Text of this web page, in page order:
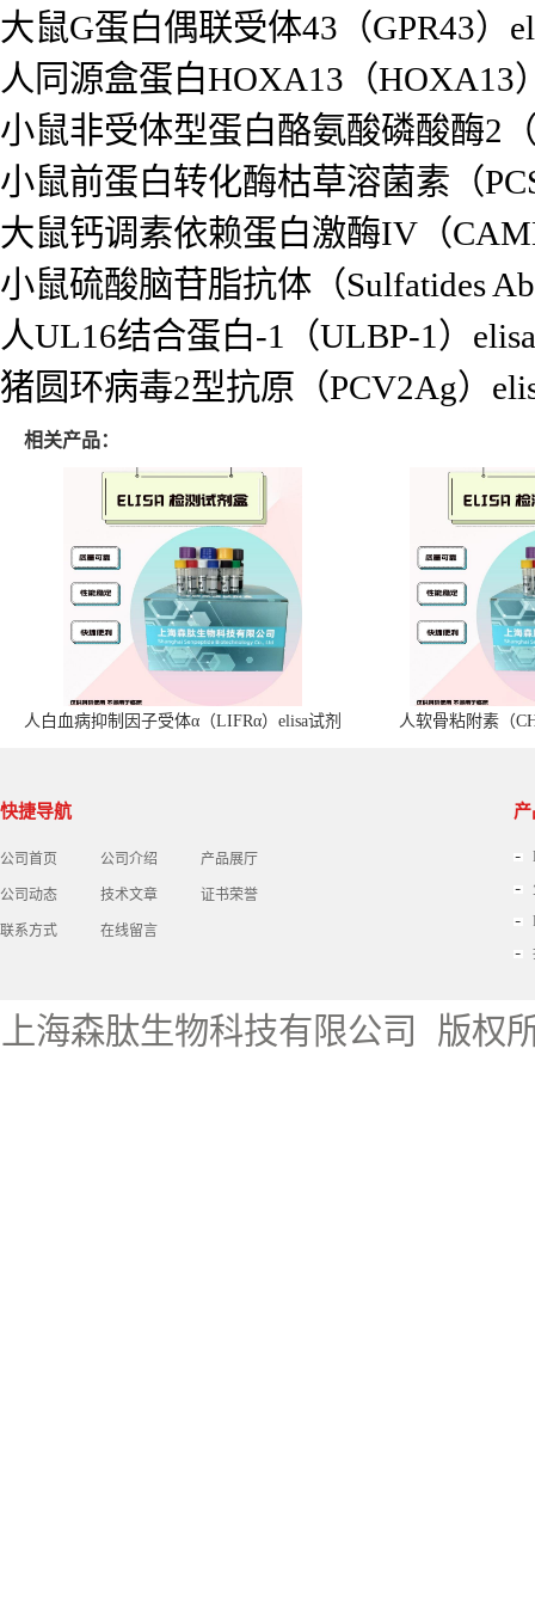
大鼠G蛋白偶联受体43（GPR43）
人同源盒蛋白HOXA13（HOXA13
小鼠非受体型蛋白酪氨酸磷酸酶2
小鼠前蛋白转化酶枯草溶菌素（
大鼠钙调素依赖蛋白激酶IV（
小鼠硫酸脑苷脂抗体（Sulfatides
人UL16结合蛋白-1（ULBP-1）
猪圆环病毒2型抗原（PCV2Ag）
相关产品：
人白血病抑制因子受体α（LIFRα）elisa试剂
人软骨粘附素（
快捷导航
公司首页 公司介绍 产品展厅
公司动态 技术文章 证书荣誉
联系方式 在线留言
上海森肽生物科技有限公司 版权